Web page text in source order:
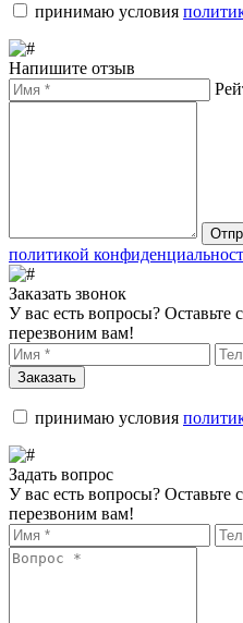
принимаю условия
Напишите отзыв
политикой
Заказать звонок
У вас есть вопросы?
перезвоним вам!
Заказать
принимаю условия
Задать вопрос
У вас есть вопросы?
перезвоним вам!